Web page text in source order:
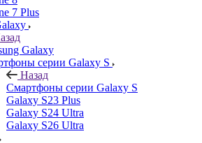
7 Plus
Galaxy
серии Galaxy S
Назад
Смартфоны серии Galaxy S
Galaxy S23 Plus
Galaxy S24 Ultra
Galaxy S26 Ultra